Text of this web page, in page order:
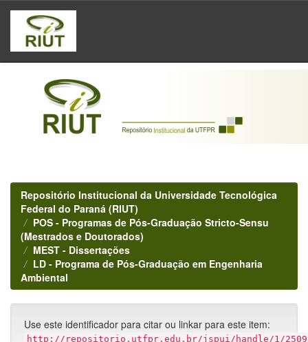
Skip
navigation
Repositório Institucional da Universidade Tecnológica
Federal do Paraná (RIUT)
POS - Programas de Pós-Graduação Stricto-Sensu
(Mestrados e Doutorados)
MEST - Dissertações
LD - Programa de Pós-Graduação em Engenharia
Ambiental
Use este identificador para citar ou linkar para este item:
http://repositorio.utfpr.edu.br/jspui/handle/1/